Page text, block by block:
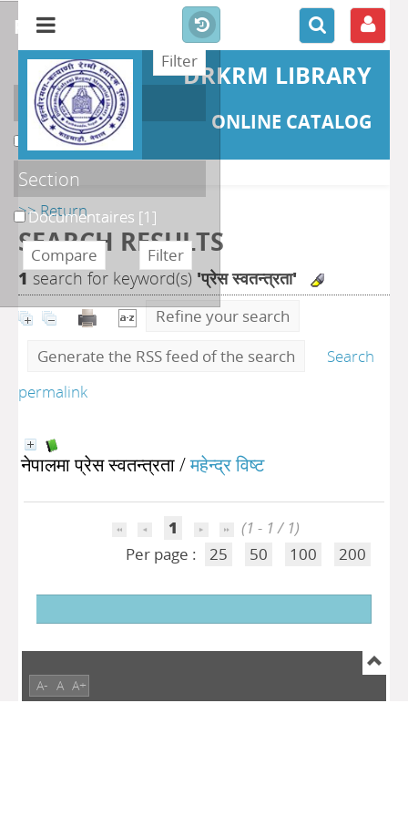
DRKRM LIBRARY
ONLINE CATALOG
>> Return
SEARCH RESULTS
1 search for keyword(s) 'प्रेस स्वतन्त्रता'
Refine your search
Generate the RSS feed of the search
Search
permalink
नेपालमा प्रेस स्वतन्त्रता/महेन्द्र विष्ट
1
(1 - 1 / 1)
Per page :
25 50 100 200
refine or compare
Localisation
DKRML[1]
Section
Documentaires [1]
A- A A+